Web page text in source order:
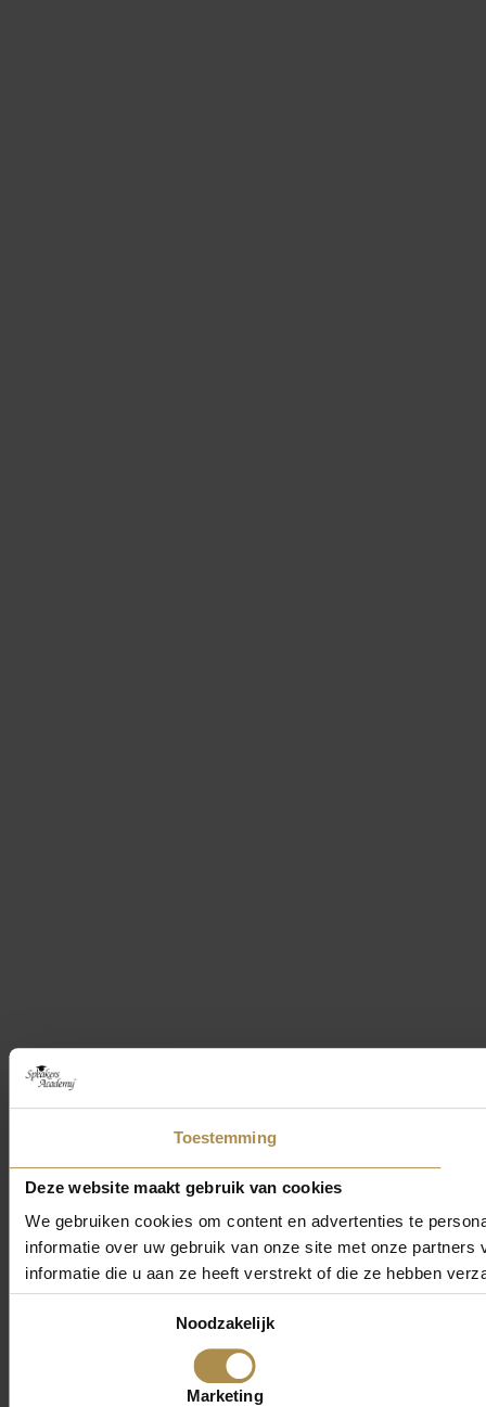
Toestemming
Deze website maakt gebruik van cookies
We gebruiken cookies om content en advertenties te
informatie over uw gebruik van onze site met onze
informatie die u aan ze heeft verstrekt of die ze hebben
Noodzakelijk
Marketing